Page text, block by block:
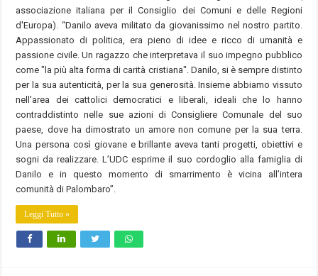
associazione italiana per il Consiglio dei Comuni e delle Regioni
d'Europa). “Danilo aveva militato da giovanissimo nel nostro partito.
Appassionato di politica, era pieno di idee e ricco di umanità e
passione civile. Un ragazzo che interpretava il suo impegno pubblico
come "la più alta forma di carità cristiana". Danilo, si è sempre distinto
per la sua autenticità, per la sua generosità. Insieme abbiamo vissuto
nell'area dei cattolici democratici e liberali, ideali che lo hanno
contraddistinto nelle sue azioni di Consigliere Comunale del suo
paese, dove ha dimostrato un amore non comune per la sua terra.
Una persona così giovane e brillante aveva tanti progetti, obiettivi e
sogni da realizzare. L’UDC esprime il suo cordoglio alla famiglia di
Danilo e in questo momento di smarrimento è vicina all’intera
comunità di Palombaro”.
Leggi Tutto »